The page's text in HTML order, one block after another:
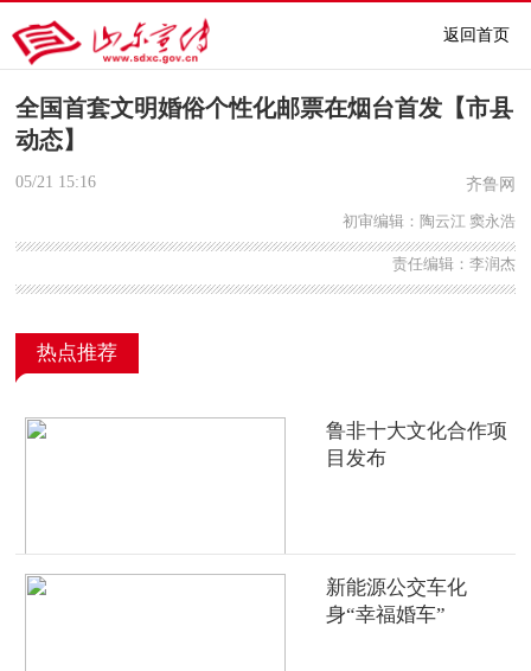
返回首页
全国首套文明婚俗个性化邮票在烟台首发【市县
动态】
05/21 15:16 齐鲁网
初审编辑：陶云江 窦永浩
责任编辑：李润杰
热点推荐
鲁非十大文化合作项
目发布
新能源公交车化
身“幸福婚车”